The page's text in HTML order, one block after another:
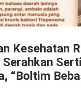
Kesehatan
Serahkan
“Boltim